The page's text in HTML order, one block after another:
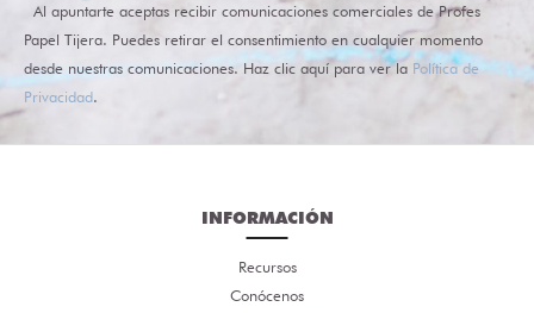
Al apuntarte aceptas recibir comunicaciones comerciales de Profes
Papel Tijera. Puedes retirar el consentimiento en cualquier momento
desde nuestras comunicaciones. Haz clic aquí para ver la Política de
Privacidad.
INFORMACIÓN
Recursos
Conócenos